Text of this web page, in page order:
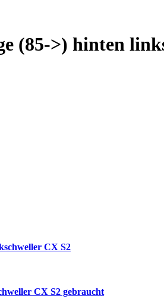
(85->) hinten
CX S2
CX S2 gebraucht